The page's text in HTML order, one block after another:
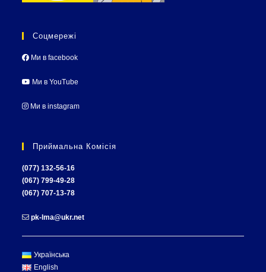
Соцмережі
Ми в facebook
Ми в YouTube
Ми в instagram
Приймальна Комісія
(077) 132-56-16
(067) 799-49-28
(067) 707-13-78
pk-lma@ukr.net
Українська
English